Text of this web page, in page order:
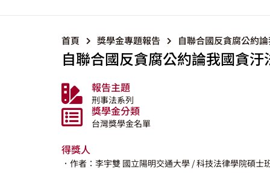
首頁 獎學金專題報告 自聯合國反貪腐公約
自聯合國反貪腐公約論我國貪
報告主題
刑事法系列
獎學金分類
台灣獎學金名單
得獎人
．作者：李宇雙 國立陽明交通大學 / 科技法律學院碩士